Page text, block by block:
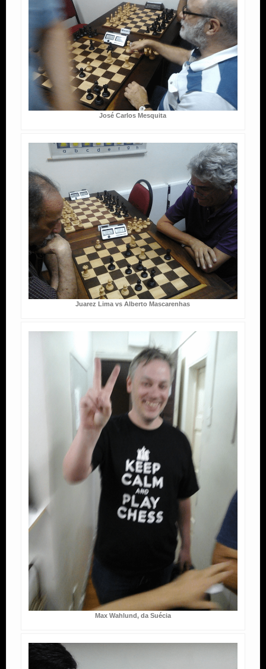
José Carlos Mesquita
Juarez Lima vs Alberto Mascarenhas
Max Wahlund, da Suécia